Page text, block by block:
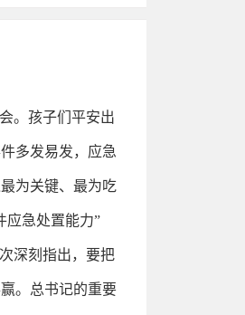
。孩子们平安出
多发易发，应急
为关键、最为吃
应急处置能力”
深刻指出，要把
。总书记的重要